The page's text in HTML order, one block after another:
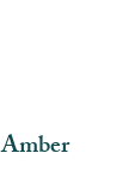
Amber